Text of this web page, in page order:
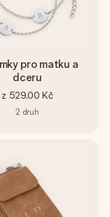
pro matku a
dceru
z 529,00 Kč
2 druh